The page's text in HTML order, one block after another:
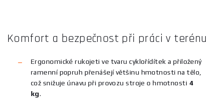
Komfort a bezpečnost při práci v terénu
Ergonomické rukojeti ve tvaru cyklořídítek a přiložený
ramenní popruh přenášejí většinu hmotnosti na tělo,
což snižuje únavu při provozu stroje o hmotnosti 4
kg.